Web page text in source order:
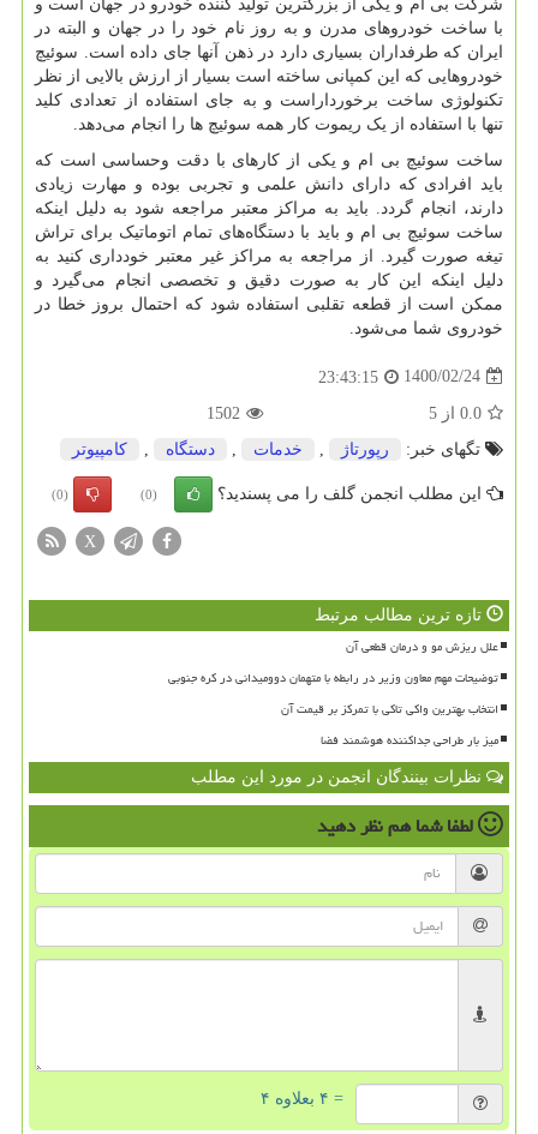
شرکت بی ام و یکی از بزرگترین تولید کننده خودرو در جهان است و
با ساخت خودروهای مدرن و به روز نام خود را در جهان و البته در
ایران که طرفداران بسیاری دارد در ذهن آنها جای داده است. سوئیچ
خودروهایی که این کمپانی ساخته است بسیار از ارزش بالایی از نظر
تکنولوژی ساخت برخورداراست و به جای استفاده از تعدادی کلید
تنها با استفاده از یک ریموت کار همه سوئیچ ها را انجام می‌دهد.
ساخت سوئیچ بی ام و یکی از کارهای با دقت وحساسی است که
باید افرادی که دارای دانش علمی و تجربی بوده و مهارت زیادی
دارند، انجام گردد. باید به مراکز معتبر مراجعه شود به دلیل اینکه
ساخت سوئیچ بی ام و باید با دستگاه‌های تمام اتوماتیک برای تراش
تیغه صورت گیرد. از مراجعه به مراکز غیر معتبر خودداری کنید به
دلیل اینکه این کار به صورت دقیق و تخصصی انجام می‌گیرد و
ممکن است از قطعه تقلبی استفاده شود که احتمال بروز خطا در
خودروی شما می‌شود.
1400/02/24
23:43:15
0.0 از 5
1502
تگهای خبر:
رپورتاژ خدمات دستگاه كامپیوتر
این مطلب انجمن گلف را می پسندید؟ (0)
(0)
X
تازه ترین مطالب مرتبط
علل ریزش مو و درمان قطعی آن
توضیحات مهم معاون وزیر در رابطه با متهمان دوومیدانی در کره جنوبی
انتخاب بهترین واکی تاکی با تمرکز بر قیمت آن
میز بار طراحی جداکننده هوشمند فضا
نظرات بینندگان انجمن در مورد این مطلب
لطفا شما همنظر دهید
= ۴ بعلاوه ۴